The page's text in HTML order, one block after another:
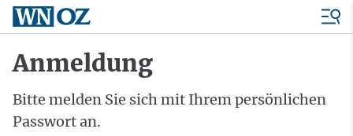
Anmeldung
Bitte melden Sie sich mit Ihrem persönlichen
Passwort an.